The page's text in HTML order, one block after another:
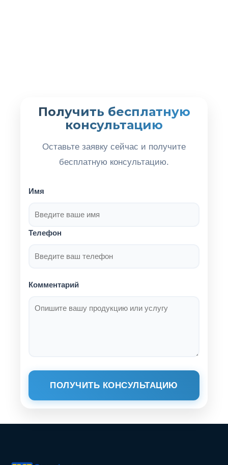
Получить бесплатную
консультацию
Оставьте заявку сейчас и получите
бесплатную консультацию.
Имя
Телефон
Комментарий
ПОЛУЧИТЬ КОНСУЛЬТАЦИЮ